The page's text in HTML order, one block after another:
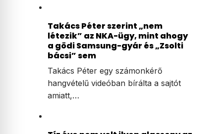
Takács Péter szerint „nem
létezik” az NKA-ügy, mint ahogy
a gödi Samsung-gyár és „Zsolti
bácsi” sem
Takács Péter egy számonkérő
hangvételű videóban bírálta a sajtót
amiatt,…